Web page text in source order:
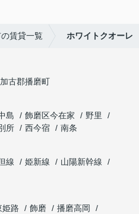
賃貸一覧 ホワイトクオーレ
加古郡播磨町
島 飾磨区今在家
野里
所 西今宿
南条
線 姫新線
山陽新幹線
姫路 飾磨
播磨高岡